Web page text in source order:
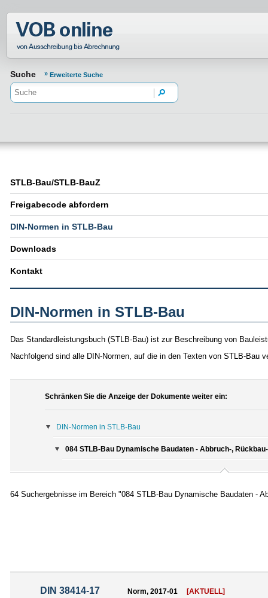
Normenportal Barrierefreiheit
Suche Erweiterte Suche
STLB-Bau/STLB-BauZ
Freigabecode abfordern
DIN-Normen in STLB-Bau
Downloads
Kontakt
DIN-Normen in STLB-Bau
Das Standardleistungsbuch (STLB-Bau) ist zur Beschreibung von
Nachfolgend sind alle DIN-Normen, auf die in den Texten von STLB-
Schränken Sie die Anzeige der Dokumente weiter ein:
DIN-Normen in STLB-Bau
084 STLB-Bau Dynamische Baudaten - Abbruch-,
64 Suchergebnisse im Bereich "084 STLB-Bau Dynamische Baudaten -
DIN 38414-17 Norm, 2017-01 [AKTUELL]